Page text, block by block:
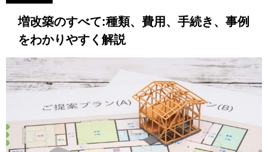
増改築のすべて:種類、費用、手続き、事例
をわかりやすく解説